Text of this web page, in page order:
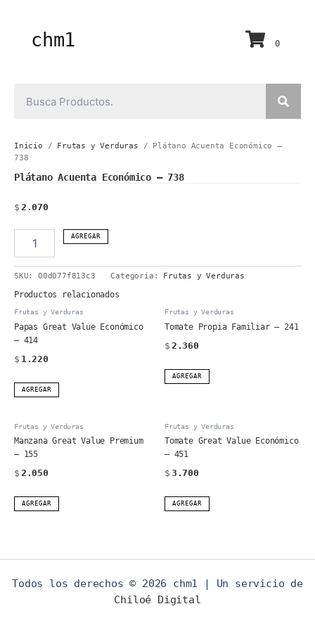
chm1 0
Inicio / Frutas y Verduras / Plátano Acuenta Económico –
738
Plátano Acuenta Económico – 738
$ 2.070
Acuenta
Económico
-
738
AGREGAR
SKU: 00d077f813c3 Categoría: Frutas y Verduras
Productos relacionados
Frutas y Verduras
Papas Great Value Económico
– 414
$ 1.220
AGREGAR
Frutas y Verduras
Tomate Propia Familiar – 241
$ 2.360
AGREGAR
Frutas y Verduras
Manzana Great Value Premium
– 155
$ 2.050
AGREGAR
Frutas y Verduras
Tomate Great Value Económico
– 451
$ 3.700
AGREGAR
Todos los derechos © 2026 chm1 | Un servicio de
Chiloé Digital